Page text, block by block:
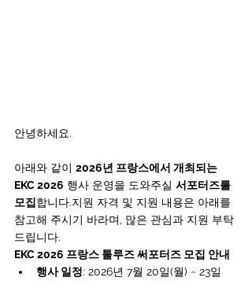
안녕하세요.
아래와 같이 2026년 프랑스에서 개최되는
EKC 2026 행사 운영을 도와주실 서포터즈를
모집합니다.지원 자격 및 지원 내용은 아래를
참고해 주시기 바라며, 많은 관심과 지원 부탁
드립니다.
EKC 2026 프랑스 툴루즈 써포터즈 모집 안내
행사 일정: 2026년 7월 20일(월) ~ 23일